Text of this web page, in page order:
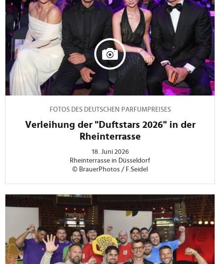
FOTOS DES DEUTSCHEN PARFUMPREISES
Verleihung der "Duftstars 2026" in der
Rheinterrasse
18. Juni 2026
Rheinterrasse in Düsseldorf
© BrauerPhotos / F.Seidel